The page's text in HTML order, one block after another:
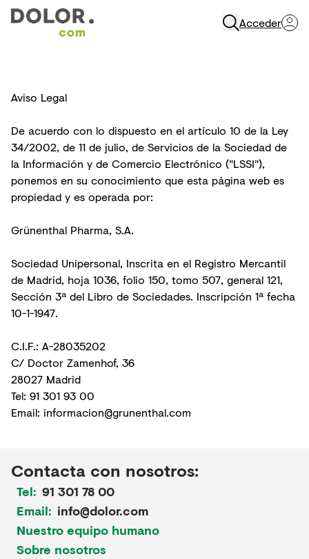
Acceder
Aviso Legal
De acuerdo con lo dispuesto en el artículo 10 de la Ley
34/2002, de 11 de julio, de Servicios de la Sociedad de
la Información y de Comercio Electrónico ("LSSI"),
ponemos en su conocimiento que esta página web es
propiedad y es operada por:
Grünenthal Pharma, S.A.
Sociedad Unipersonal, Inscrita en el Registro Mercantil
de Madrid, hoja 1036, folio 150, tomo 507, general 121,
Sección 3ª del Libro de Sociedades. Inscripción 1ª fecha
10-1-1947.
C.I.F.: A-28035202
C/ Doctor Zamenhof, 36
28027 Madrid
Tel: 91 301 93 00
Email: informacion@grunenthal.com
Contacta con nosotros:
Tel: 91 301 78 00
Email: info@dolor.com
Nuestro equipo humano
Sobre nosotros